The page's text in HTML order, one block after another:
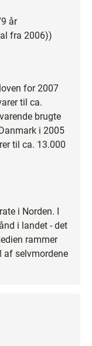
år
fra 2006))
for 2007
til ca.
brugte
i 2005
til ca. 13.000
i Norden. I
i landet - det
rammer
af selvmordene